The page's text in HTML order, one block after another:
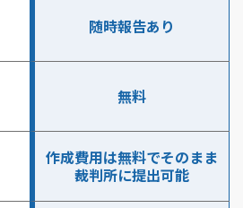
随時報告あり
無料
作成費用は無料でそのまま
裁判所に提出可能